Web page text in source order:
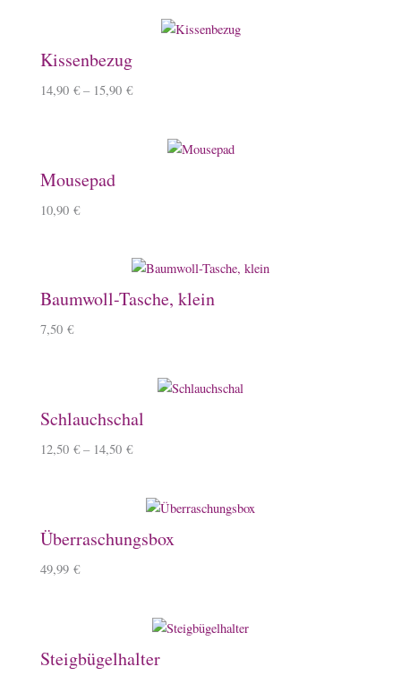
Kissenbezug
14,90 € – 15,90 €
Mousepad
10,90 €
Baumwoll-Tasche, klein
7,50 €
Schlauchschal
12,50 € – 14,50 €
Überraschungsbox
49,99 €
Steigbügelhalter